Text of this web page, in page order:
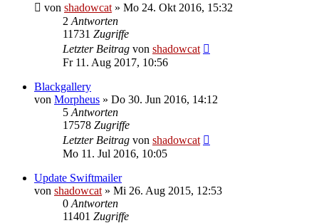
von shadowcat » Mo 24. Okt 2016, 15:32
2 Antworten
11731 Zugriffe
Letzter Beitrag von shadowcat
Fr 11. Aug 2017, 10:56
Blackgallery
von Morpheus » Do 30. Jun 2016, 14:12
5 Antworten
17578 Zugriffe
Letzter Beitrag von shadowcat
Mo 11. Jul 2016, 10:05
Update Swiftmailer
von shadowcat » Mi 26. Aug 2015, 12:53
0 Antworten
11401 Zugriffe